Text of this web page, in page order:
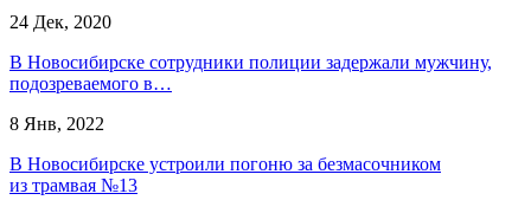
24 Дек, 2020
В Новосибирске сотрудники полиции задержали мужчину,
подозреваемого в…
8 Янв, 2022
В Новосибирске устроили погоню за безмасочником
из трамвая №13